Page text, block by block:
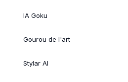
IA Goku
Gourou de l'art
Stylar AI